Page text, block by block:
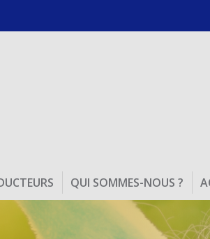
de nos Régions
vous proposons des produits issus des
fromageries et des plus beaux...
QUI SOMMES-NOUS ?